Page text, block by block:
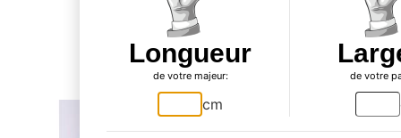
acheté...
Longueur
de votre majeur:
cm
de votre